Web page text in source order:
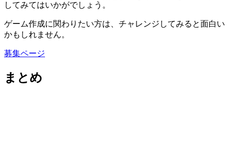
してみてはいかがでしょう。
ゲーム作成に関わりたい方は、チャレンジしてみると面白い
かもしれません。
募集ページ
まとめ